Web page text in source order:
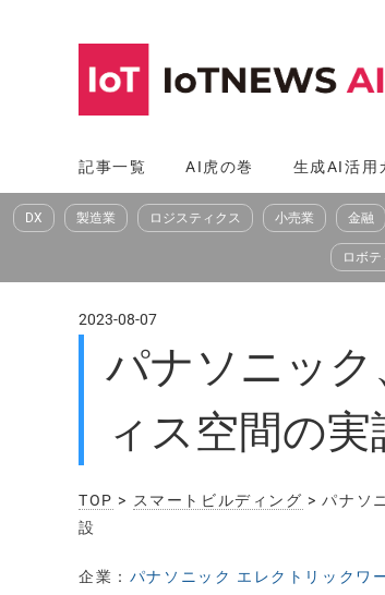
へ
ス
記事一覧 AI虎の巻 生成AI活用
DX 製造業 ロジスティクス 小売業 金融
ロボ
2023-08-07
パナソニック
ィス空間の
TOP > スマートビルディング > パナソ
設
企業： パナソニック エレクトリック